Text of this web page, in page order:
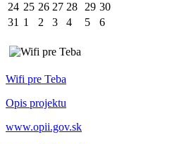
24 25 26 27 28 29 30
31 1 2 3 4 5 6
Wifi pre Teba
Opis projektu
www.opii.gov.sk